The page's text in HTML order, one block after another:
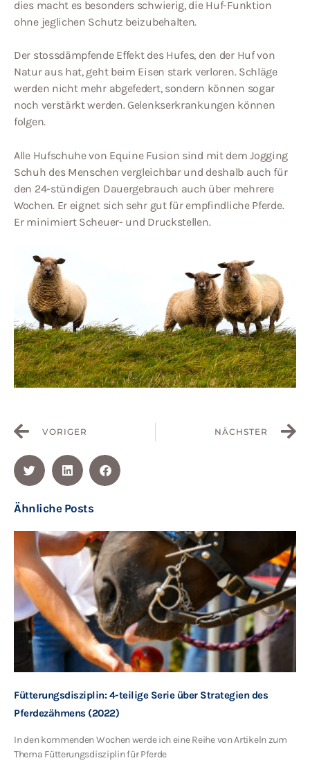
dies macht es besonders schwierig, die Huf-Funktion
ohne jeglichen Schutz beizubehalten.
Der stossdämpfende Effekt des Hufes, den der Huf von
Natur aus hat, geht beim Eisen stark verloren. Schläge
werden nicht mehr abgefedert, sondern können sogar
noch verstärkt werden. Gelenkserkrankungen können
folgen.
Alle Hufschuhe von Equine Fusion sind mit dem Jogging
Schuh des Menschen vergleichbar und deshalb auch für
den 24-stündigen Dauergebrauch auch über mehrere
Wochen. Er eignet sich sehr gut für empfindliche Pferde.
Er minimiert Scheuer- und Druckstellen.
VORIGER NÄCHSTER
Ähnliche Posts
Fütterungsdisziplin: 4-teilige Serie über Strategien des
Pferdezähmens (2022)
In den kommenden Wochen werde ich eine Reihe von Artikeln zum
Thema Fütterungsdisziplin für Pferde